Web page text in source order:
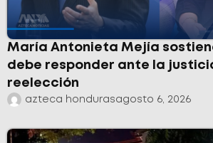
María Antonieta Mejía
debe responder ante la
reelección
azteca hondurasagosto 6, 2026